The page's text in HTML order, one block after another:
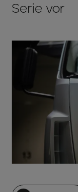
Serie vor